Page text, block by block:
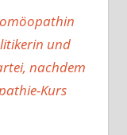
und
nachdem
Kurs